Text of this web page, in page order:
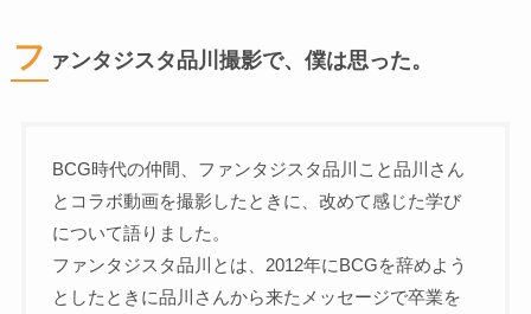
フ ァンタジスタ品川撮影で、僕は思った。
BCG時代の仲間、ファンタジスタ品川こと品川さん
とコラボ動画を撮影したときに、改めて感じた学び
について語りました。
ファンタジスタ品川とは、2012年にBCGを辞めよう
としたときに品川さんから来たメッセージで卒業を